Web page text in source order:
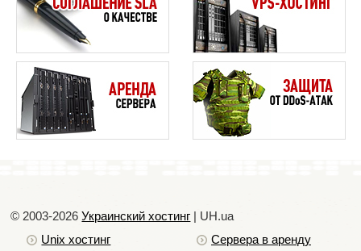
© 2003-2026Украинский хостинг | UH.ua
Unix хостинг
Сервера в аренду